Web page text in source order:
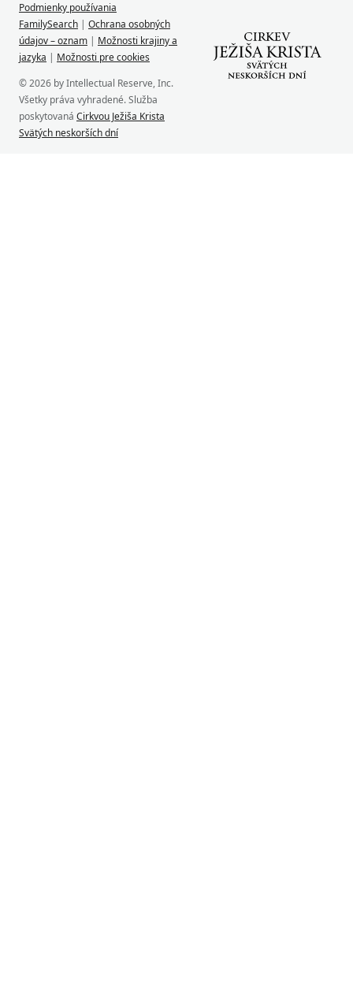
Podmienky používania
FamilySearch | Ochrana osobných
údajov – oznam | Možnosti krajiny a
jazyka | Možnosti pre cookies
© 2026 by Intellectual Reserve, Inc.
Všetky práva vyhradené. Služba
poskytovaná Cirkvou Ježiša Krista
Svätých neskorších dní